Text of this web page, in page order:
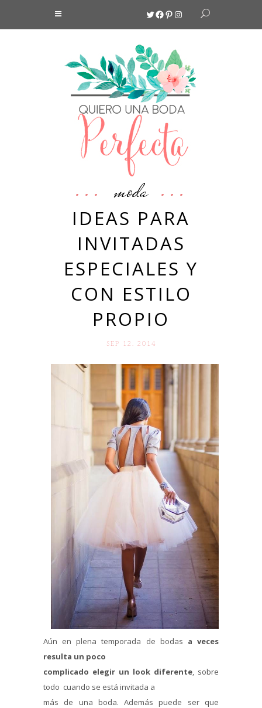
Twitter
Facebook
Pinterest
Instagram
moda
IDEAS PARA
INVITADAS
ESPECIALES Y
CON ESTILO
PROPIO
SEP 12. 2014
Aún en plena temporada de bodas a veces
resulta un poco
complicado elegir un look diferente, sobre
todo cuando se está invitada a
más de una boda. Además puede ser que